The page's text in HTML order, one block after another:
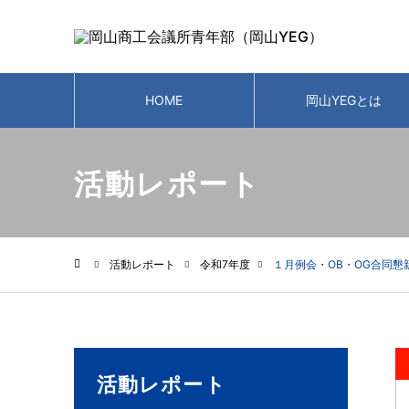
HOME 岡山YEGとは
活動レポート
活動レポート 令和7年度 １月例会・OB・OG合同懇
活動レポート